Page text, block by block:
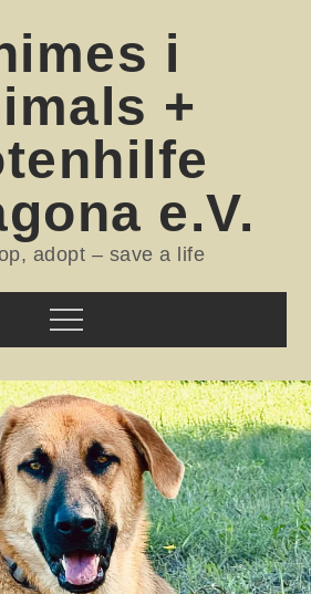
i
+
e.V.
adopt – save a life
Menu